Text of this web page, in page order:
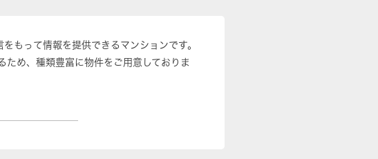
もって情報を提供できるマンションです。
め、種類豊富に物件をご用意しておりま